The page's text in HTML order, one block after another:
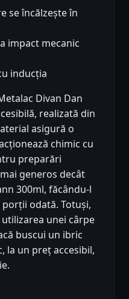
se încălzește în
impact mecanic
inducția
Divan Dan
realizată din
asigură o
chimic cu
preparări
generos decât
300ml, făcându-l
odată. Totuși,
unei cârpe
buscui un ibric
la un preț accesibil,